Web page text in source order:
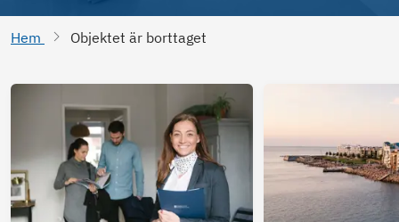
Hem Objektet är borttaget